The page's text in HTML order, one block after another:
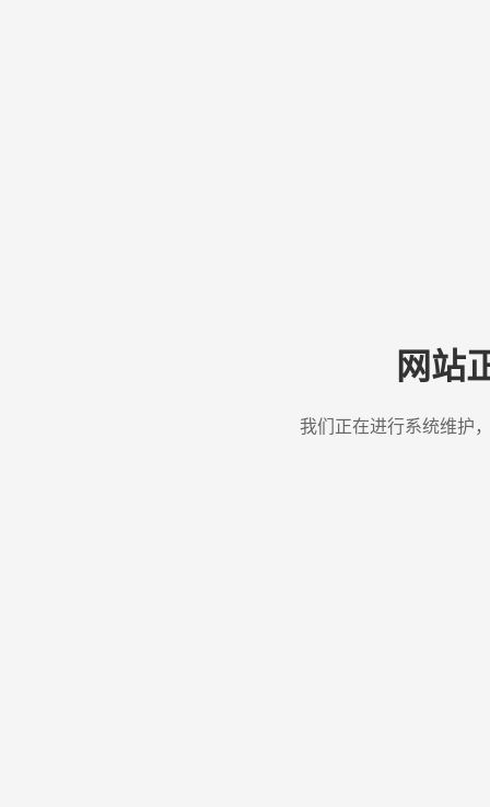
网站
我们正在进行系统维护